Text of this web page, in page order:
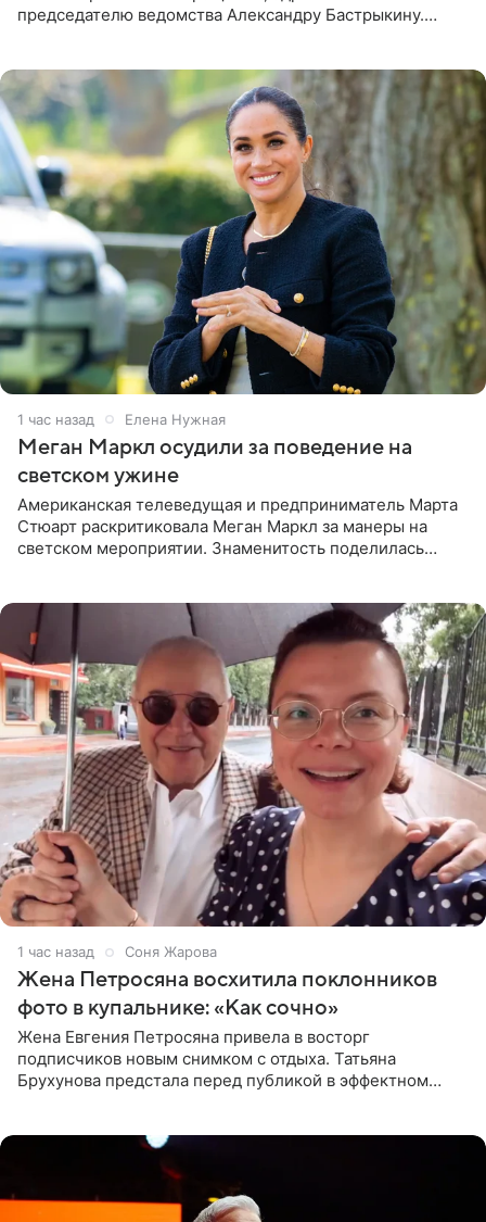
председателю ведомства Александру Бастрыкину.
1 час назад Елена Нужная
Меган Маркл осудили за поведение на
светском ужине
Американская телеведущая и предприниматель Марта
Стюарт раскритиковала Меган Маркл за манеры на
светском мероприятии. Знаменитость поделилась
1 час назад Соня Жарова
Жена Петросяна восхитила поклонников
фото в купальнике: «Как сочно»
Жена Евгения Петросяна привела в восторг
подписчиков новым снимком с отдыха. Татьяна
Брухунова предстала перед публикой в эффектном